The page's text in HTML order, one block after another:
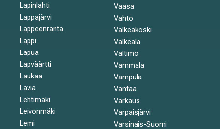
Lapinlahti
Lappajärvi
Lappeenranta
Lappi
Lapua
Lapväärtti
Laukaa
Lavia
Lehtimäki
Leivonmäki
Lemi
Vaasa
Vahto
Valkeakoski
Valkeala
Valtimo
Vammala
Vampula
Vantaa
Varkaus
Varpaisjärvi
Varsinais-Suomi